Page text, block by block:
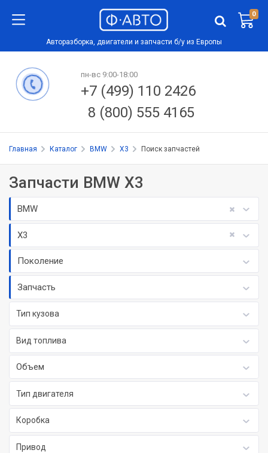
0
Авторазборка, двигатели и запчасти б/у из Европы
пн-вс 9:00-18:00
+7 (499) 110 2426
8 (800) 555 4165
Главная Каталог BMW X3 Поиск запчастей
Запчасти BMW X3
BMW
X3
Поколение
Запчасть
Тип кузова
Вид топлива
Объем
Тип двигателя
Коробка
Привод